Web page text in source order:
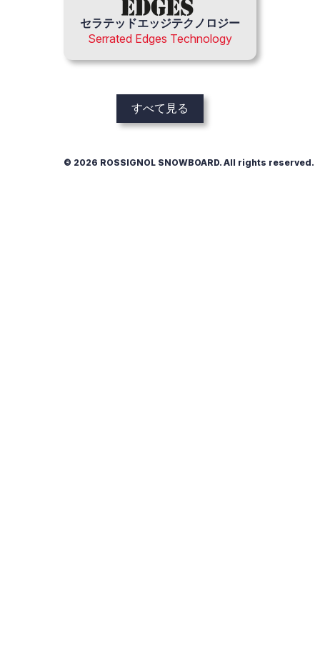
セラテッドエッジテクノロジー
Serrated Edges Technology
すべて見る
© 2026 ROSSIGNOL SNOWBOARD. All rights reserved.